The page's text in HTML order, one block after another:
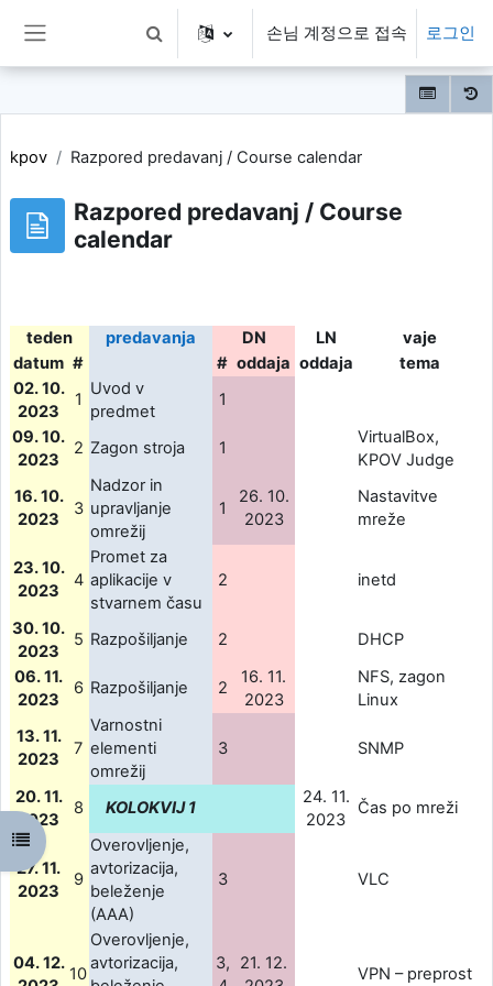
검색 입력 전환 손님 계정으로 접속 로그인
강의 목차 열기
kpov Razpored predavanj / Course calendar
Razpored predavanj / Course
calendar
teden predavanja DN LN
vaje
datum # # oddaja oddaja
tema
02. 10.
2023
1
Uvod v
predmet
1
09. 10.
2023
2 Zagon stroja 1
VirtualBox,
KPOV Judge
16. 10.
2023
3
Nadzor in
upravljanje
omrežij
1
26. 10.
2023
Nastavitve
mreže
23. 10.
2023
4
Promet za
aplikacije v
stvarnem času
2 inetd
30. 10.
2023
5 Razpošiljanje 2
DHCP
06. 11.
2023
6 Razpošiljanje 2
16. 11.
2023
NFS, zagon
Linux
13. 11.
2023
7
Varnostni
elementi
omrežij
3 SNMP
20. 11.
2023
8 KOLOKVIJ 1
24. 11.
2023
Čas po mreži
27. 11.
2023
9
Overovljenje,
avtorizacija,
beleženje
(AAA)
3 VLC
04. 12.
10
Overovljenje,
avtorizacija,
3,
21. 12.
VPN – preprost